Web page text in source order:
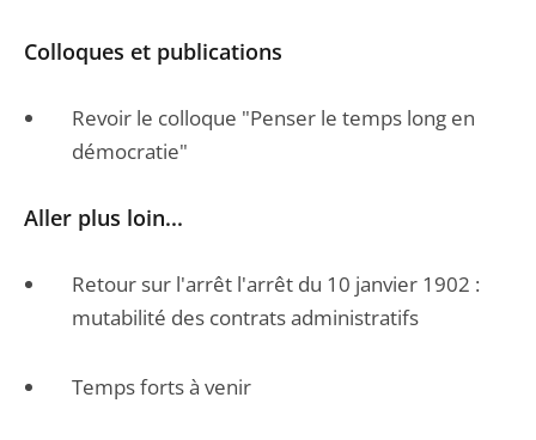
Colloques et publications
Revoir le colloque "Penser le temps long en
démocratie"
Aller plus loin...
Retour sur l'arrêt l'arrêt du 10 janvier 1902 :
mutabilité des contrats administratifs
Temps forts à venir